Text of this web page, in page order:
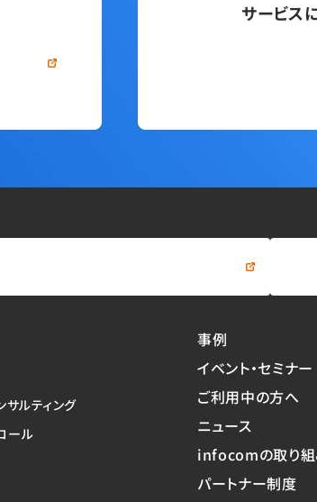
サービス
サルティング
ール
事例
イベント・セミナー
ご利用中の方へ
ニュース
infocomの取り
パートナー制度